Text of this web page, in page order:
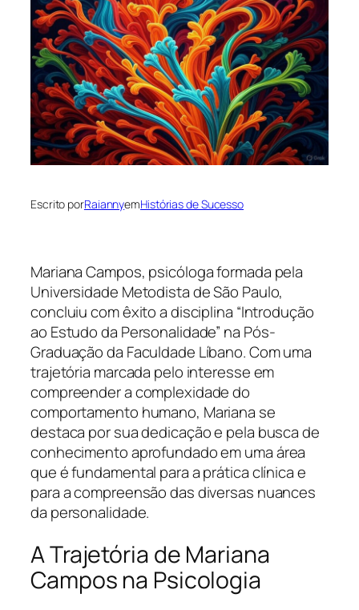
Escrito porRaiannyemHistórias de Sucesso
Mariana Campos, psicóloga formada pela
Universidade Metodista de São Paulo,
concluiu com êxito a disciplina “Introdução
ao Estudo da Personalidade” na Pós-
Graduação da Faculdade Líbano. Com uma
trajetória marcada pelo interesse em
compreender a complexidade do
comportamento humano, Mariana se
destaca por sua dedicação e pela busca de
conhecimento aprofundado em uma área
que é fundamental para a prática clínica e
para a compreensão das diversas nuances
da personalidade.
A Trajetória de Mariana
Campos na Psicologia